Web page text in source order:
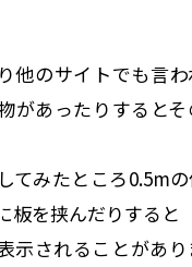
他のサイトでも言
があったりすると
てみたところ0.5m
板を挟んだりすると
示されることがあり